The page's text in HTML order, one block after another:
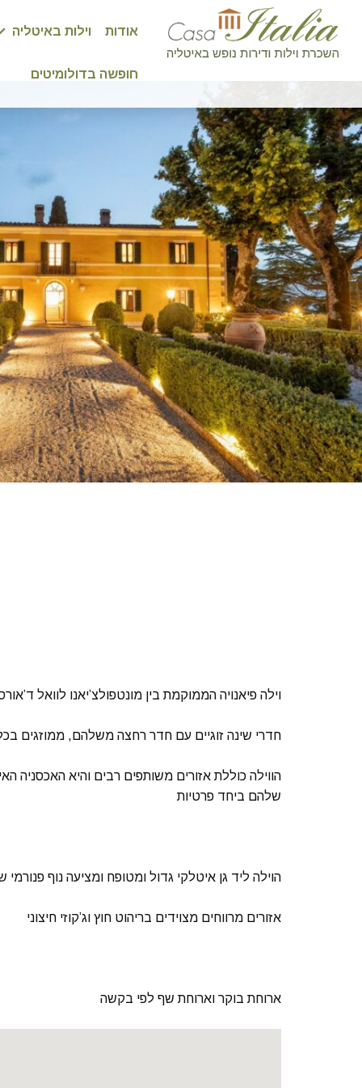
אודות וילות באיטליה
חופשה בדולומיטים
וילה פיאנויה הממוקמת בין מונטפולצ’יאנו לוואל
חדרי שינה זוגיים עם חדר רחצה משלהם, ממוזגים
הווילה כוללת אזורים משותפים רבים והיא האכסניה
שלהם ביחד פרטיות
הוילה ליד גן איטלקי גדול ומטופח ומציעה נוף פנורמי
אזורים מרווחים מצוידים בריהוט חוץ וג’קוזי חיצוני
ארוחת בוקר וארוחת שף לפי בקשה